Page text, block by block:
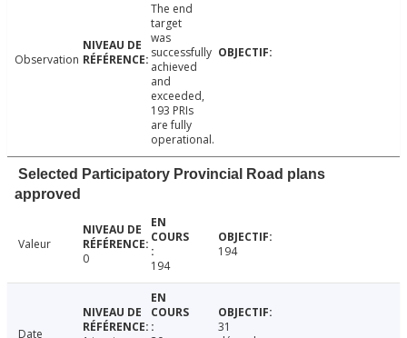
Observation
The end
target
was
successfully
achieved
and
exceeded,
193 PRIs
are fully
operational.
Selected Participatory Provincial Road plans
approved
Valeur
0
194
194
Date
31